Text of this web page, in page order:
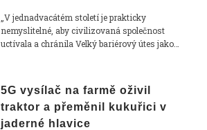
„V jednadvacátém století je prakticky
nemyslitelné, aby civilizovaná společnost
uctívala a chránila Velký bariérový útes jako…
5G vysílač na farmě oživil
traktor a přeměnil kukuřici v
jaderné hlavice